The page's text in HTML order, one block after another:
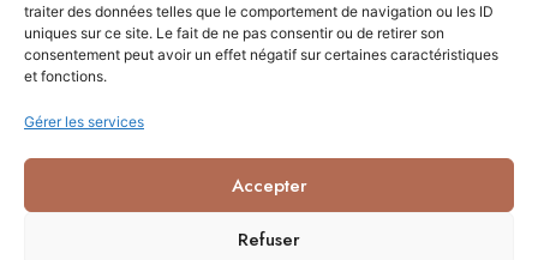
traiter des données telles que le comportement de navigation ou les ID
uniques sur ce site. Le fait de ne pas consentir ou de retirer son
consentement peut avoir un effet négatif sur certaines caractéristiques
et fonctions.
Gérer les services
Accepter
Refuser
Contact
+32 489 45 36 50
info@lessenteursdesarah.com